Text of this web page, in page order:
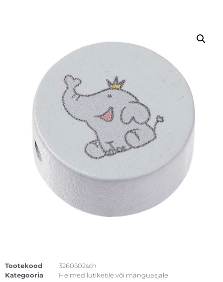
Tootekood
3260502sch
Kategooria
Helmed lutiketile või mänguasjale